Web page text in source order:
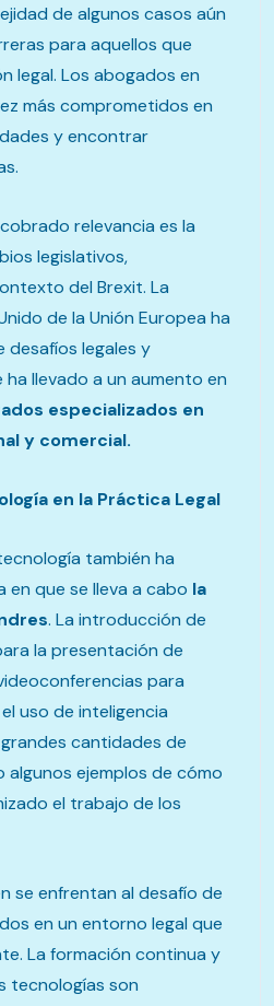
de algunos casos aún
para aquellos que
legal. Los abogados en
más comprometidos en
y encontrar
relevancia es la
legislativos,
del Brexit. La
de la Unión Europea ha
desafíos legales y
llevado a un aumento en
especializados en
y comercial.
en la Práctica Legal
también ha
que se lleva a cabo la
. La introducción de
la presentación de
para
uso de inteligencia
cantidades de
algunos ejemplos de cómo
el trabajo de los
se enfrentan al desafío de
en un entorno legal que
La formación continua y
tecnologías son